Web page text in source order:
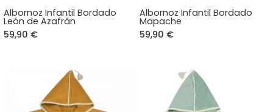
Albornoz Infantil Bordado
León de Azafrán
59,90 €
Albornoz Infantil Bordado
Mapache
59,90 €